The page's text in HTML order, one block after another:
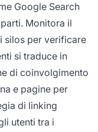
Google Search
Monitora il
silos per verificare
si traduce in
di coinvolgimento
e pagine per
di linking
utenti tra i